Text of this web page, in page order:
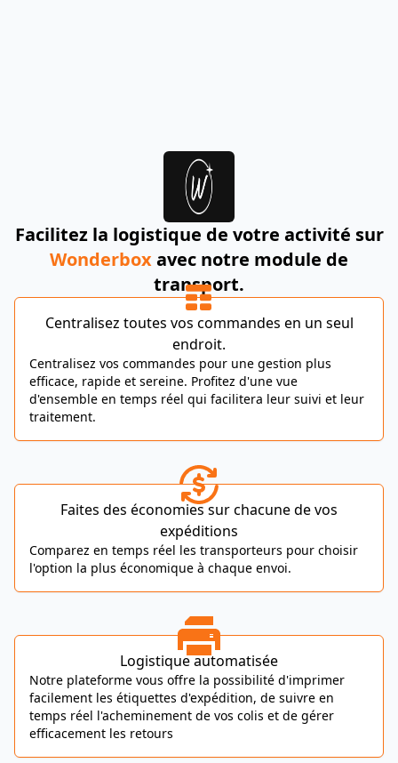
Facilitez la logistique de votre activité sur
Wonderboxavec notre module de
transport.
Centralisez toutes vos commandes en un seul
endroit.
Centralisez vos commandes pour une gestion plus
efficace, rapide et sereine. Profitez d'une vue
d'ensemble en temps réel qui facilitera leur suivi et leur
traitement.
Faites des économies sur chacune de vos
expéditions
Comparez en temps réel les transporteurs pour choisir
l'option la plus économique à chaque envoi.
Logistique automatisée
Notre plateforme vous offre la possibilité d'imprimer
facilement les étiquettes d'expédition, de suivre en
temps réel l'acheminement de vos colis et de gérer
efficacement les retours